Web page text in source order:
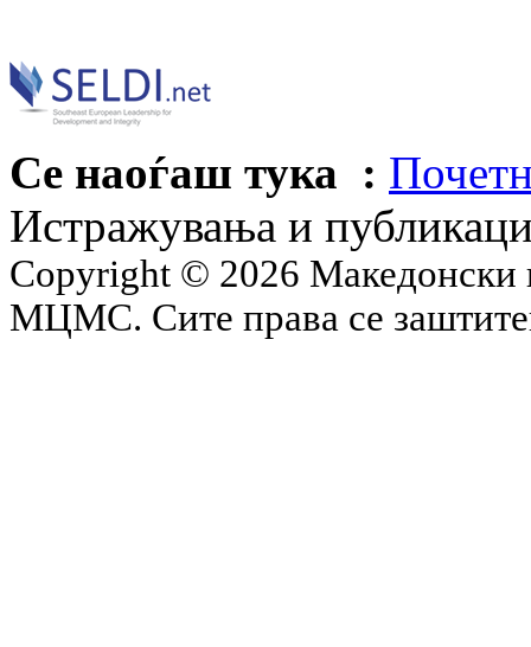
Се наоѓаш тука :
Истражувања и
Copyright © 2026 Македонски
МЦМС. Сите права се